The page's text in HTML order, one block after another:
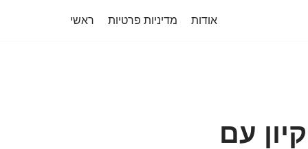
אודות מדיניות פרטיות ראשי
עם